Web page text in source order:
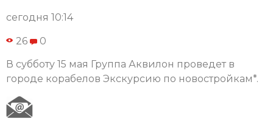
сегодня 10:14
26 0
В субботу 15 мая Группа Аквилон проведет в
городе корабелов Экскурсию по новостройкам*.